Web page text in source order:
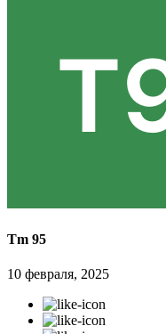
Tm 95
10 февраля, 2025